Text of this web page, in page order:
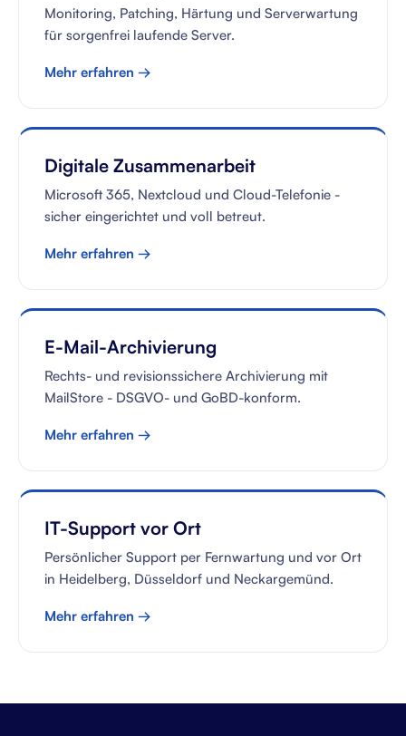
Monitoring, Patching, Härtung und Serverwartung
für sorgenfrei laufende Server.
Mehr erfahren →
Digitale Zusammenarbeit
Microsoft 365, Nextcloud und Cloud-Telefonie -
sicher eingerichtet und voll betreut.
Mehr erfahren →
E-Mail-Archivierung
Rechts- und revisionssichere Archivierung mit
MailStore - DSGVO- und GoBD-konform.
Mehr erfahren →
IT-Support vor Ort
Persönlicher Support per Fernwartung und vor Ort
in Heidelberg, Düsseldorf und Neckargemünd.
Mehr erfahren →